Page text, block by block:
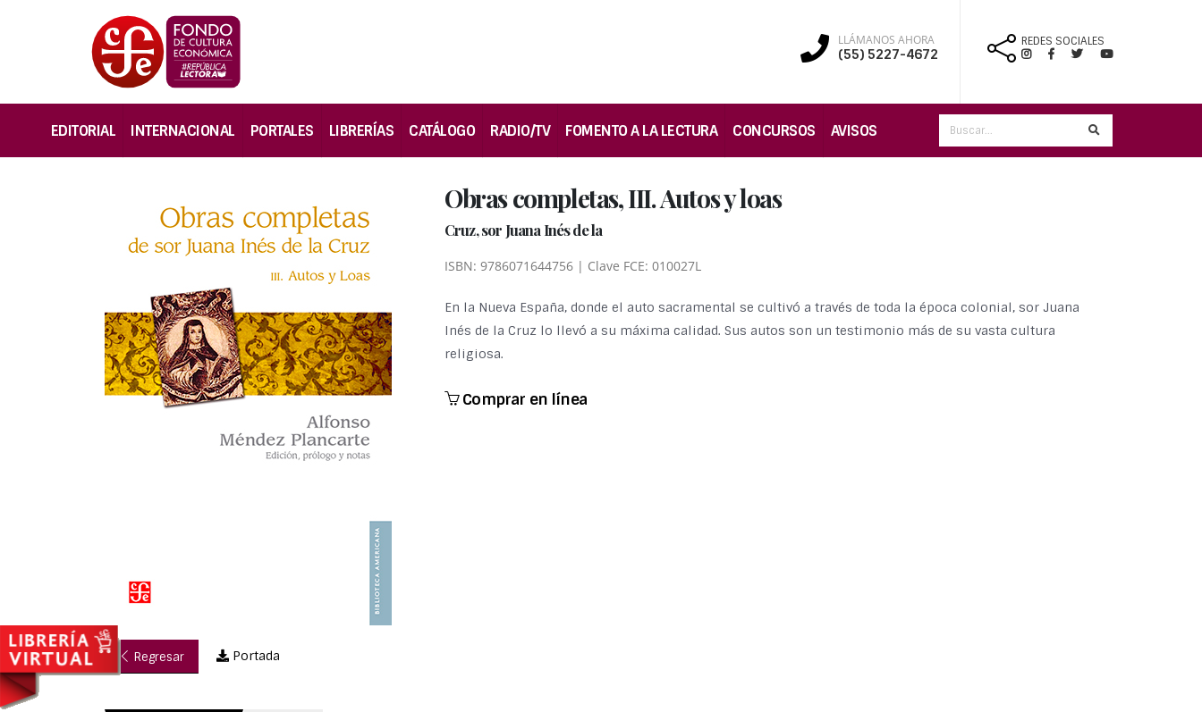
LLÁMANOS AHORA
(55) 5227-4672
REDES SOCIALES
EDITORIAL INTERNACIONAL PORTALES LIBRERÍAS CATÁLOGO RADIO/TV FOMENTO A LA LECTURA CONCURSOS AVISOS
Regresar Portada
Obras completas, III. Autos y loas
Cruz, sor Juana Inés de la
ISBN: 9786071644756 | Clave FCE: 010027L
En la Nueva España, donde el auto sacramental se cultivó a través de toda la época colonial, sor Juana
Inés de la Cruz lo llevó a su máxima calidad. Sus autos son un testimonio más de su vasta cultura
religiosa.
Comprar en línea